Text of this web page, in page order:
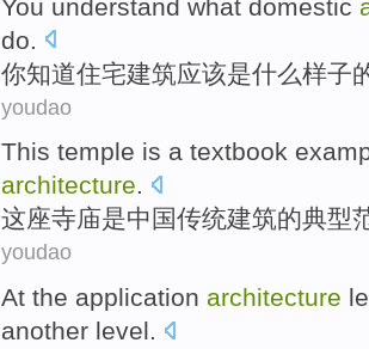
You understand what domestic
do.
你知道住宅建筑应该是什么样子
youdao
This temple is a textbook
architecture.
这座寺庙是中国传统建筑的典型
youdao
At the application architecture
another level.